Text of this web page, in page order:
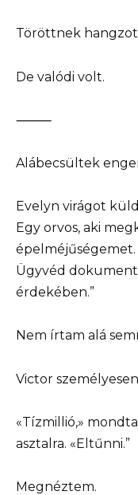
Töröttnek
De valódi volt.
⸻
Alábecsültek
Evelyn virágot
Egy orvos, aki
épelméjűségemet.
Ügyvéd
érdekében.”
Nem írtam alá
Victor
«Tízmillió,»
asztalra. «Eltűnni.”
Megnéztem.